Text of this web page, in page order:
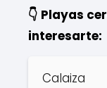
👇 Playas
interesarte:
Calaiza